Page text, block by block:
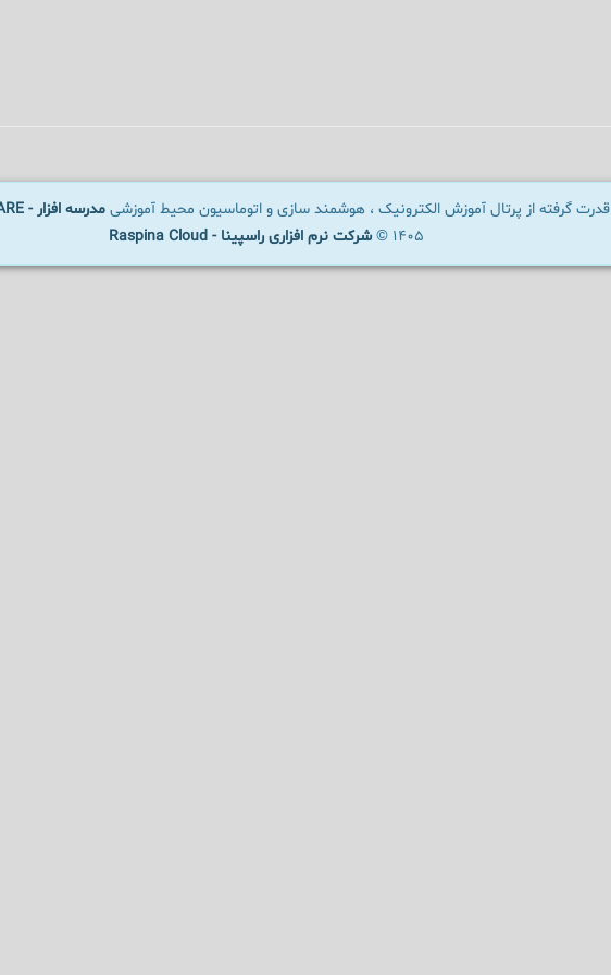
قدرت گرفته از پرتال آموزش الکترونیک ، هوشمند سازی و اتوماسیون محیط آموزشی مدرسه افزار - SCHOOLWARE
1405 ©
شرکت نرم افزاری راسپینا - Raspina Cloud